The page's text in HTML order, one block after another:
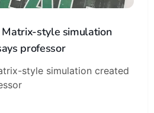
Matrix-style simulation
professor
style simulation created